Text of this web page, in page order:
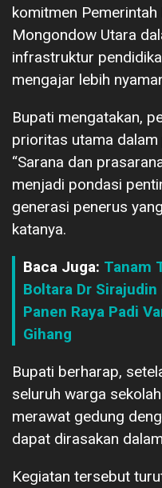
komitmen
Mongondow Utara
infrastruktur
mengajar lebih
Bupati mengatakan,
prioritas utama
“Sarana dan
menjadi pondasi
generasi penerus
katanya.
Baca Juga: Tanam
Boltara Dr
Panen Raya Padi
Gihang
Bupati berharap,
seluruh warga
merawat gedung
dapat dirasakan
Kegiatan tersebut